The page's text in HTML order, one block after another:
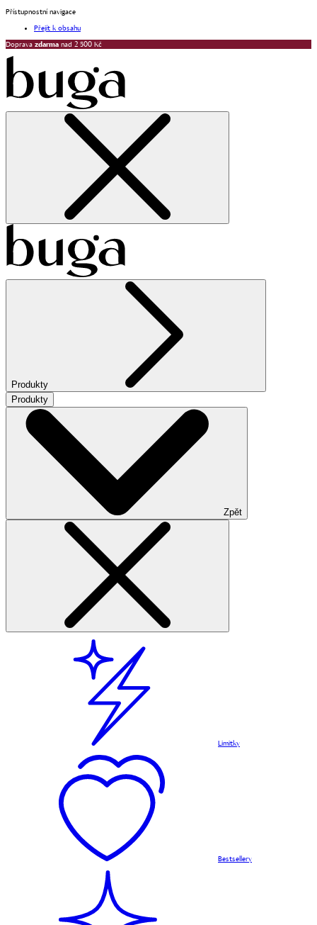
Přístupnostní navigace
Přejít k obsahu
Doprava zdarma nad 2 500 Kč
Produkty
Produkty
Zpět
Limitky
Bestsellery